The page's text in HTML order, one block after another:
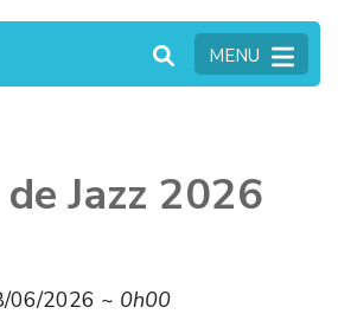
MENU
Jazz 2026
06/2026 ~ 0h00